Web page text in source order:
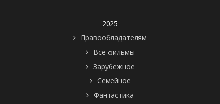
2025
Правообладателям
Все фильмы
Зарубежное
Семейное
Фантастика